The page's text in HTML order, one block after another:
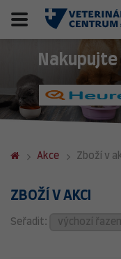
Akce Zboží v
ZBOŽÍ V AKCI
Seřadit: